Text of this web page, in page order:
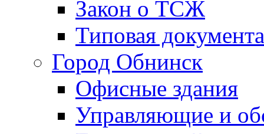
Закон о ТСЖ
Типовая
Город Обнинск
Офисные здания
Управляющие и